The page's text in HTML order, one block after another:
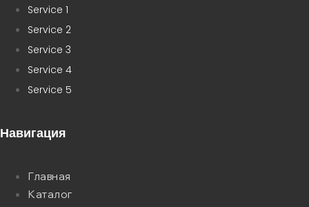
Service 1
Service 2
Service 3
Service 4
Service 5
Навигация
Главная
Каталог